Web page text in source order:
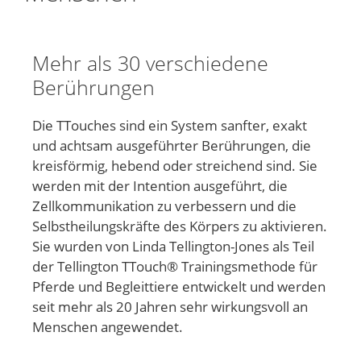
Mehr als 30 verschiedene
Berührungen
Die TTouches sind ein System sanfter, exakt
und achtsam ausgeführter Berührungen, die
kreisförmig, hebend oder streichend sind. Sie
werden mit der Intention ausgeführt, die
Zellkommunikation zu verbessern und die
Selbstheilungskräfte des Körpers zu aktivieren.
Sie wurden von Linda Tellington-Jones als Teil
der Tellington TTouch® Trainingsmethode für
Pferde und Begleittiere entwickelt und werden
seit mehr als 20 Jahren sehr wirkungsvoll an
Menschen angewendet.